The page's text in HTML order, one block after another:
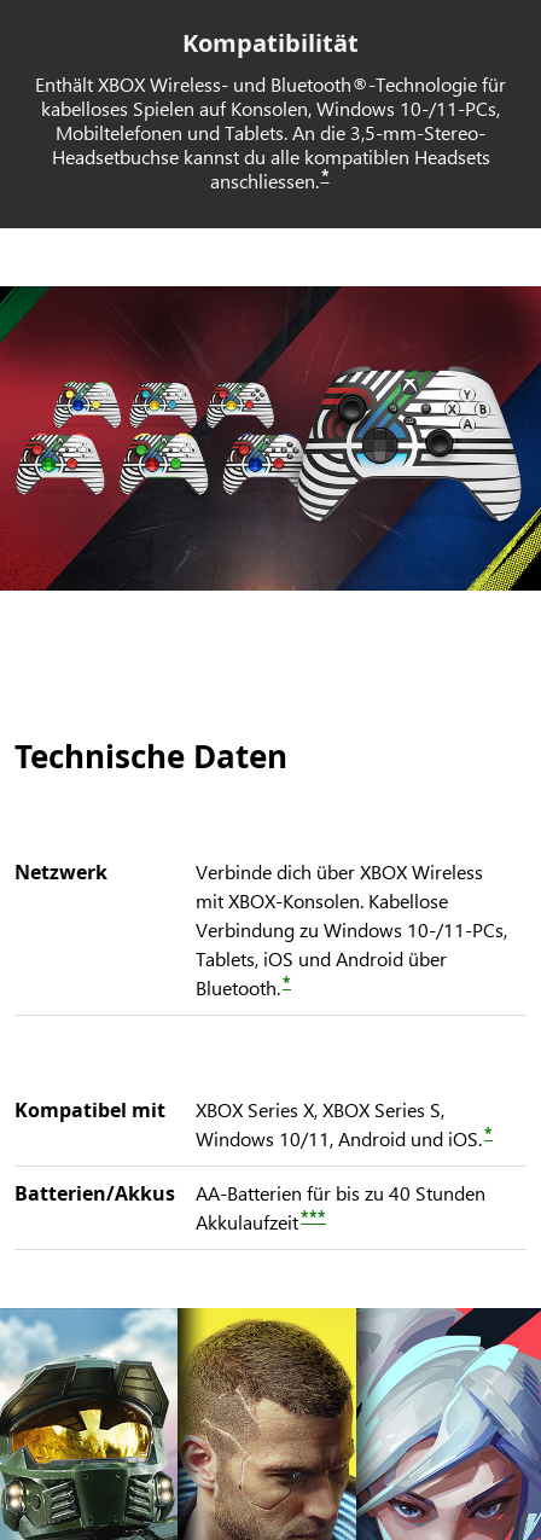
Kompatibilität
Enthält XBOX Wireless- und Bluetooth®-Technologie für
kabelloses Spielen auf Konsolen, Windows 10-/11-PCs,
Mobiltelefonen und Tablets. An die 3,5-mm-Stereo-
Headsetbuchse kannst du alle kompatiblen Headsets
anschliessen.*
Technische Daten
Netzwerk
Verbinde dich über XBOX Wireless
mit XBOX-Konsolen. Kabellose
Verbindung zu Windows 10-/11-PCs,
Tablets, iOS und Android über
Bluetooth.*
Kompatibel mit
XBOX Series X, XBOX Series S,
Windows 10/11, Android und iOS.*
Batterien/Akkus
AA-Batterien für bis zu 40 Stunden
Akkulaufzeit***